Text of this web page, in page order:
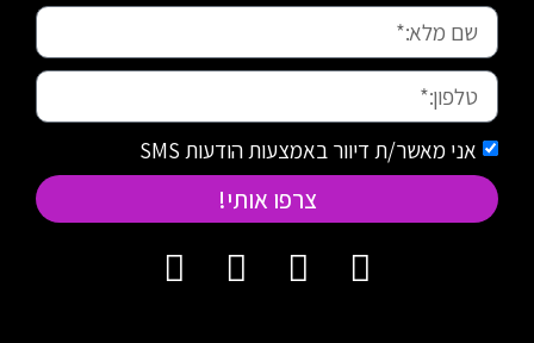
אני מאשר/ת דיוור באמצעות הודעות SMS
צרפו אותי!